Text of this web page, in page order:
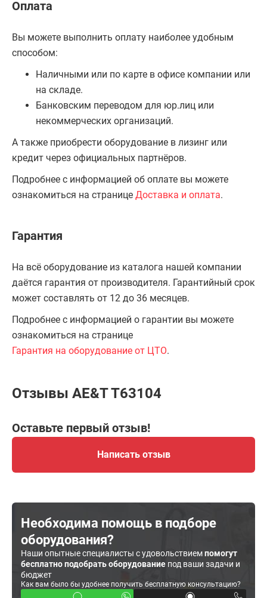
Оплата
Вы можете выполнить оплату наиболее удобным
способом:
Наличными или по карте в офисе компании или
на складе.
Банковским переводом для юр.лиц или
некоммерческих организаций.
А также приобрести оборудование в лизинг или
кредит через официальных партнёров.
Подробнее с информацией об оплате вы можете
ознакомиться на странице Доставка и оплата.
Гарантия
На всё оборудование из каталога нашей компании
даётся гарантия от производителя. Гарантийный срок
может составлять от 12 до 36 месяцев.
Подробнее с информацией о гарантии вы можете
ознакомиться на странице
Гарантия на оборудование от ЦТО.
Отзывы AE&T T63104
Оставьте первый отзыв!
Написать отзыв
Необходима помощь в подборе
оборудования?
Наши опытные специалисты с удовольствиемпомогут
бесплатно подобрать оборудование под ваши задачи и
бюджет
Как вам было бы удобнее получить бесплатную консультацию?